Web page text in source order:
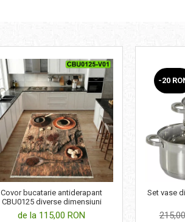
Covor bucatarie antiderapant
CBU0125 diverse dimensiuni
de la 115,00 RON
-20
Set vase